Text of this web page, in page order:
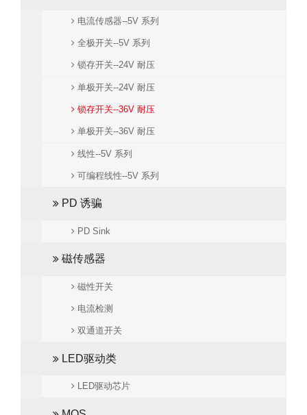
电流传感器--5V 系列
全极开关--5V 系列
锁存开关--24V 耐压
单极开关--24V 耐压
锁存开关--36V 耐压
单极开关--36V 耐压
线性--5V 系列
可编程线性--5V 系列
PD 诱骗
PD Sink
磁传感器
磁性开关
电流检测
双通道开关
LED驱动类
LED驱动芯片